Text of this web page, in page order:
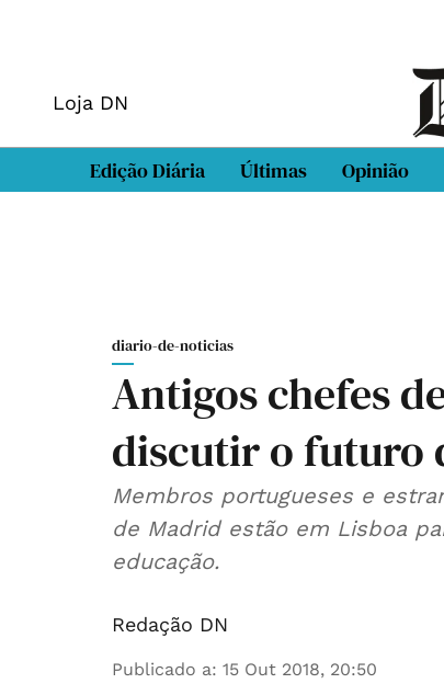
Loja DN
Edição Diária Últimas Opinião
diario-de-noticias
Antigos chefes
discutir o futuro
Membros portugueses e
de Madrid estão em Lisboa
educação.
Redação DN
Publicado a: 15 Out 2018, 20:50